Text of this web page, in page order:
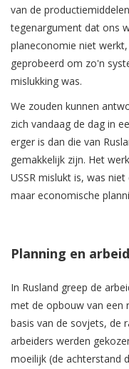
van de
tegenargument dat ons
planeconomie niet
geprobeerd om zo'n
mislukking was.
We zouden kunnen
zich vandaag de dag in
erger is dan die van
gemakkelijk zijn. Het
USSR mislukt is, was
maar economische
Planning en
In Rusland greep de
met de opbouw van een
basis van de sovjets, de
arbeiders werden
moeilijk (de achterstand